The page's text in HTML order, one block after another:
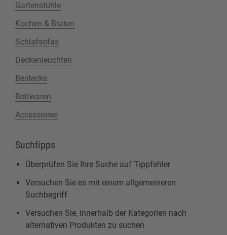
Gartenstühle
Kochen & Braten
Schlafsofas
Deckenleuchten
Bestecke
Bettwaren
Accessoires
Suchtipps
Überprüfen Sie Ihre Suche auf Tippfehler
Versuchen Sie es mit einem allgemeineren
Suchbegriff
Versuchen Sie, innerhalb der Kategorien nach
alternativen Produkten zu suchen